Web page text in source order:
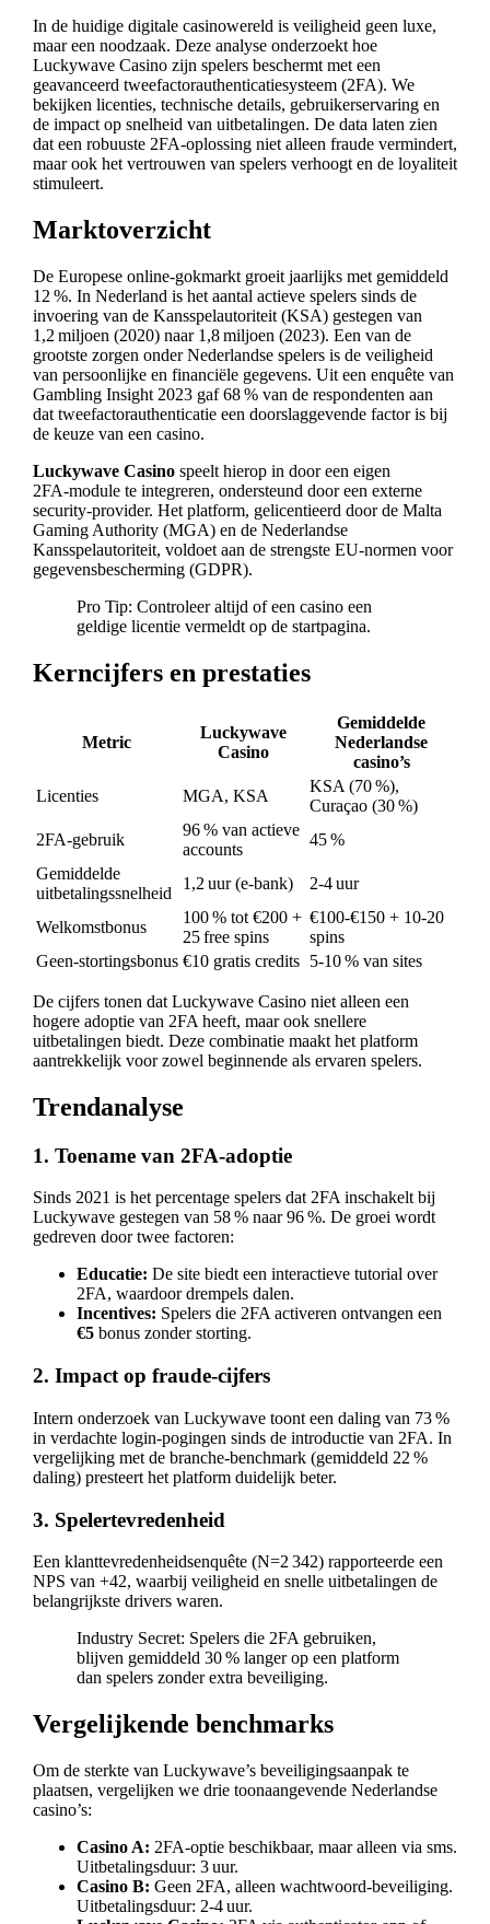
In de huidige digitale casinowereld is veiligheid geen luxe,
maar een noodzaak. Deze analyse onderzoekt hoe
Luckywave Casino zijn spelers beschermt met een
geavanceerd tweefactorauthenticatiesysteem (2FA). We
bekijken licenties, technische details, gebruikerservaring en
de impact op snelheid van uitbetalingen. De data laten zien
dat een robuuste 2FA‑oplossing niet alleen fraude vermindert,
maar ook het vertrouwen van spelers verhoogt en de loyaliteit
stimuleert.
Marktoverzicht
De Europese online‑gokmarkt groeit jaarlijks met gemiddeld
12 %. In Nederland is het aantal actieve spelers sinds de
invoering van de Kansspelautoriteit (KSA) gestegen van
1,2 miljoen (2020) naar 1,8 miljoen (2023). Een van de
grootste zorgen onder Nederlandse spelers is de veiligheid
van persoonlijke en financiële gegevens. Uit een enquête van
Gambling Insight 2023 gaf 68 % van de respondenten aan
dat tweefactorauthenticatie een doorslaggevende factor is bij
de keuze van een casino.
Luckywave Casinospeelt hierop in door een eigen
2FA‑module te integreren, ondersteund door een externe
security‑provider. Het platform, gelicentieerd door de Malta
Gaming Authority (MGA) en de Nederlandse
Kansspelautoriteit, voldoet aan de strengste EU‑normen voor
gegevensbescherming (GDPR).
Pro Tip: Controleer altijd of een casino een
geldige licentie vermeldt op de startpagina.
Kerncijfers en prestaties
Metric
Luckywave
Casino
Gemiddelde
Nederlandse
casino’s
Licenties
MGA, KSA
KSA (70 %),
Curaçao (30 %)
2FA‑gebruik
96 % van actieve
accounts
45 %
Gemiddelde
uitbetalingssnelheid
1,2 uur (e‑bank) 2‑4 uur
Welkomstbonus
100 % tot €200 +
25 free spins
€100‑€150 + 10‑20
spins
Geen‑stortingsbonus €10 gratis credits 5‑10 % van sites
De cijfers tonen dat Luckywave Casino niet alleen een
hogere adoptie van 2FA heeft, maar ook snellere
uitbetalingen biedt. Deze combinatie maakt het platform
aantrekkelijk voor zowel beginnende als ervaren spelers.
Trendanalyse
1. Toename van 2FA‑adoptie
Sinds 2021 is het percentage spelers dat 2FA inschakelt bij
Luckywave gestegen van 58 % naar 96 %. De groei wordt
gedreven door twee factoren:
Educatie: De site biedt een interactieve tutorial over
2FA, waardoor drempels dalen.
Incentives: Spelers die 2FA activeren ontvangen een
€5bonus zonder storting.
2. Impact op fraude‑cijfers
Intern onderzoek van Luckywave toont een daling van 73 %
in verdachte login‑pogingen sinds de introductie van 2FA. In
vergelijking met de branche‑benchmark (gemiddeld 22 %
daling) presteert het platform duidelijk beter.
3. Spelertevredenheid
Een klanttevredenheidsenquête (N=2 342) rapporteerde een
NPS van +42, waarbij veiligheid en snelle uitbetalingen de
belangrijkste drivers waren.
Industry Secret: Spelers die 2FA gebruiken,
blijven gemiddeld 30 % langer op een platform
dan spelers zonder extra beveiliging.
Vergelijkende benchmarks
Om de sterkte van Luckywave’s beveiligingsaanpak te
plaatsen, vergelijken we drie toonaangevende Nederlandse
casino’s:
Casino A: 2FA‑optie beschikbaar, maar alleen via sms.
Uitbetalingsduur: 3 uur.
Casino B: Geen 2FA, alleen wachtwoord‑beveiliging.
Uitbetalingsduur: 2‑4 uur.